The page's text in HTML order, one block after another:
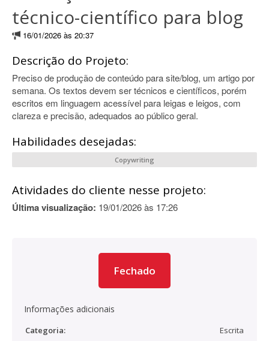
técnico-científico para blog
16/01/2026 às 20:37
Descrição do Projeto:
Preciso de produção de conteúdo para site/blog, um artigo por
semana. Os textos devem ser técnicos e científicos, porém
escritos em linguagem acessível para leigas e leigos, com
clareza e precisão, adequados ao público geral.
Habilidades desejadas:
Copywriting
Atividades do cliente nesse projeto:
Última visualização: 19/01/2026 às 17:26
Fechado
Informações adicionais
Categoria:
Escrita